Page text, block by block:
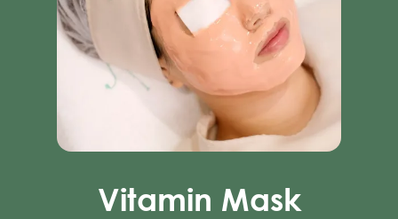
Vitamin Mask